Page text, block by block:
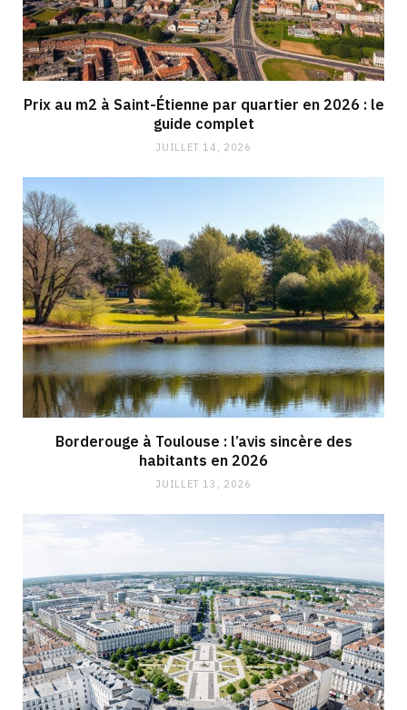
Prix au m2 à Saint-Étienne par quartier en 2026 : le
guide complet
JUILLET 14, 2026
Borderouge à Toulouse : l’avis sincère des
habitants en 2026
JUILLET 13, 2026